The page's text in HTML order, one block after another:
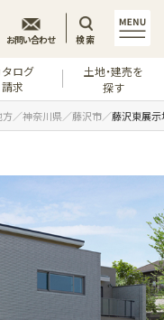
タログ
請求
土地・建売を
探す
お問い合わせ 検索
方 神奈川県 藤沢市 藤沢東展示